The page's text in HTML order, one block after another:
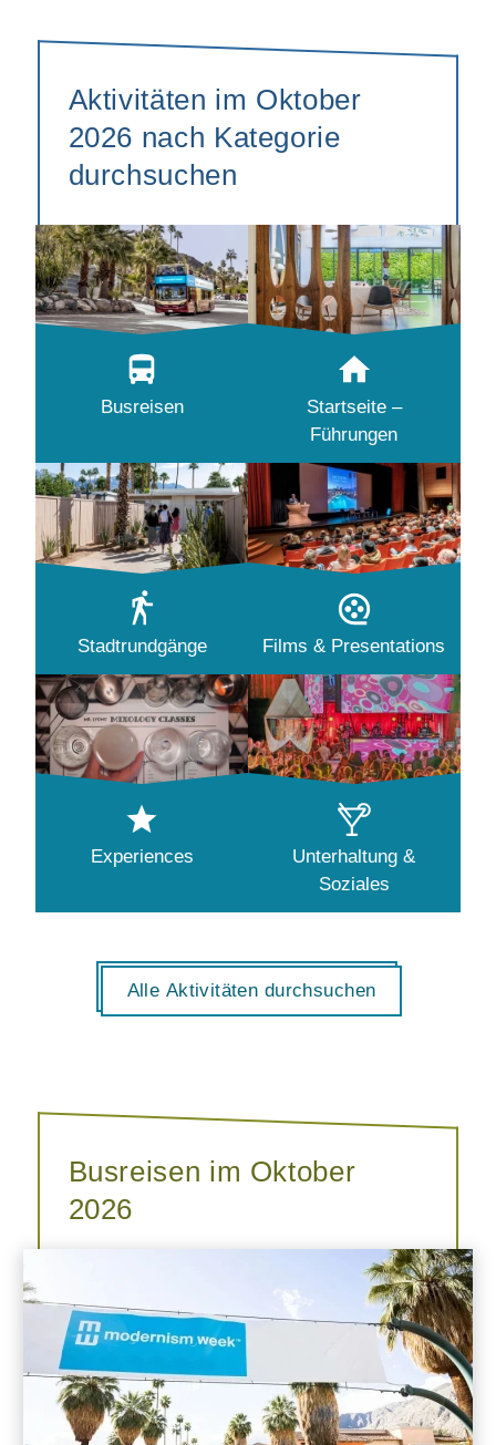
Aktivitäten im Oktober
2026 nach Kategorie
durchsuchen
Busreisen
Startseite –
Führungen
Stadtrundgänge Films & Presentations
Experiences
Unterhaltung &
Soziales
Alle Aktivitäten durchsuchen
Busreisen im Oktober
2026